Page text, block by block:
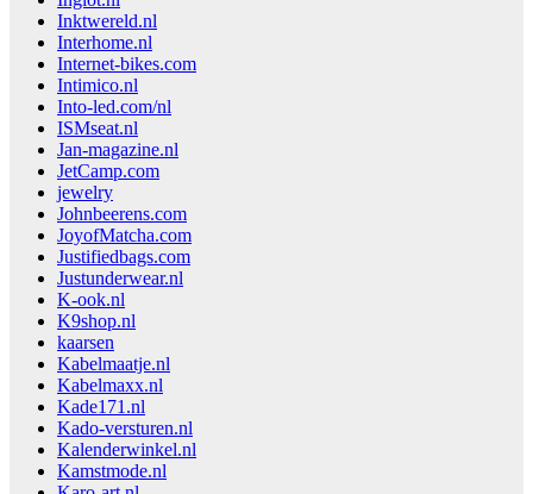
Inktwereld.nl
Interhome.nl
Internet-bikes.com
Intimico.nl
Into-led.com/nl
ISMseat.nl
Jan-magazine.nl
JetCamp.com
jewelry
Johnbeerens.com
JoyofMatcha.com
Justifiedbags.com
Justunderwear.nl
K-ook.nl
K9shop.nl
kaarsen
Kabelmaatje.nl
Kabelmaxx.nl
Kade171.nl
Kado-versturen.nl
Kalenderwinkel.nl
Kamstmode.nl